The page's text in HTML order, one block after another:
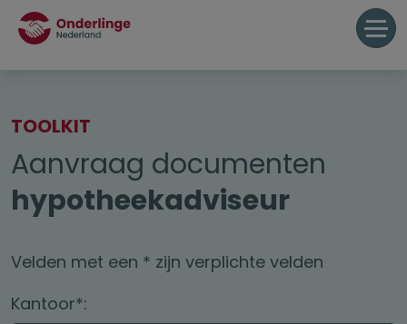
TOOLKIT
Aanvraag documenten
hypotheekadviseur
Velden met een * zijn verplichte velden
Kantoor*: